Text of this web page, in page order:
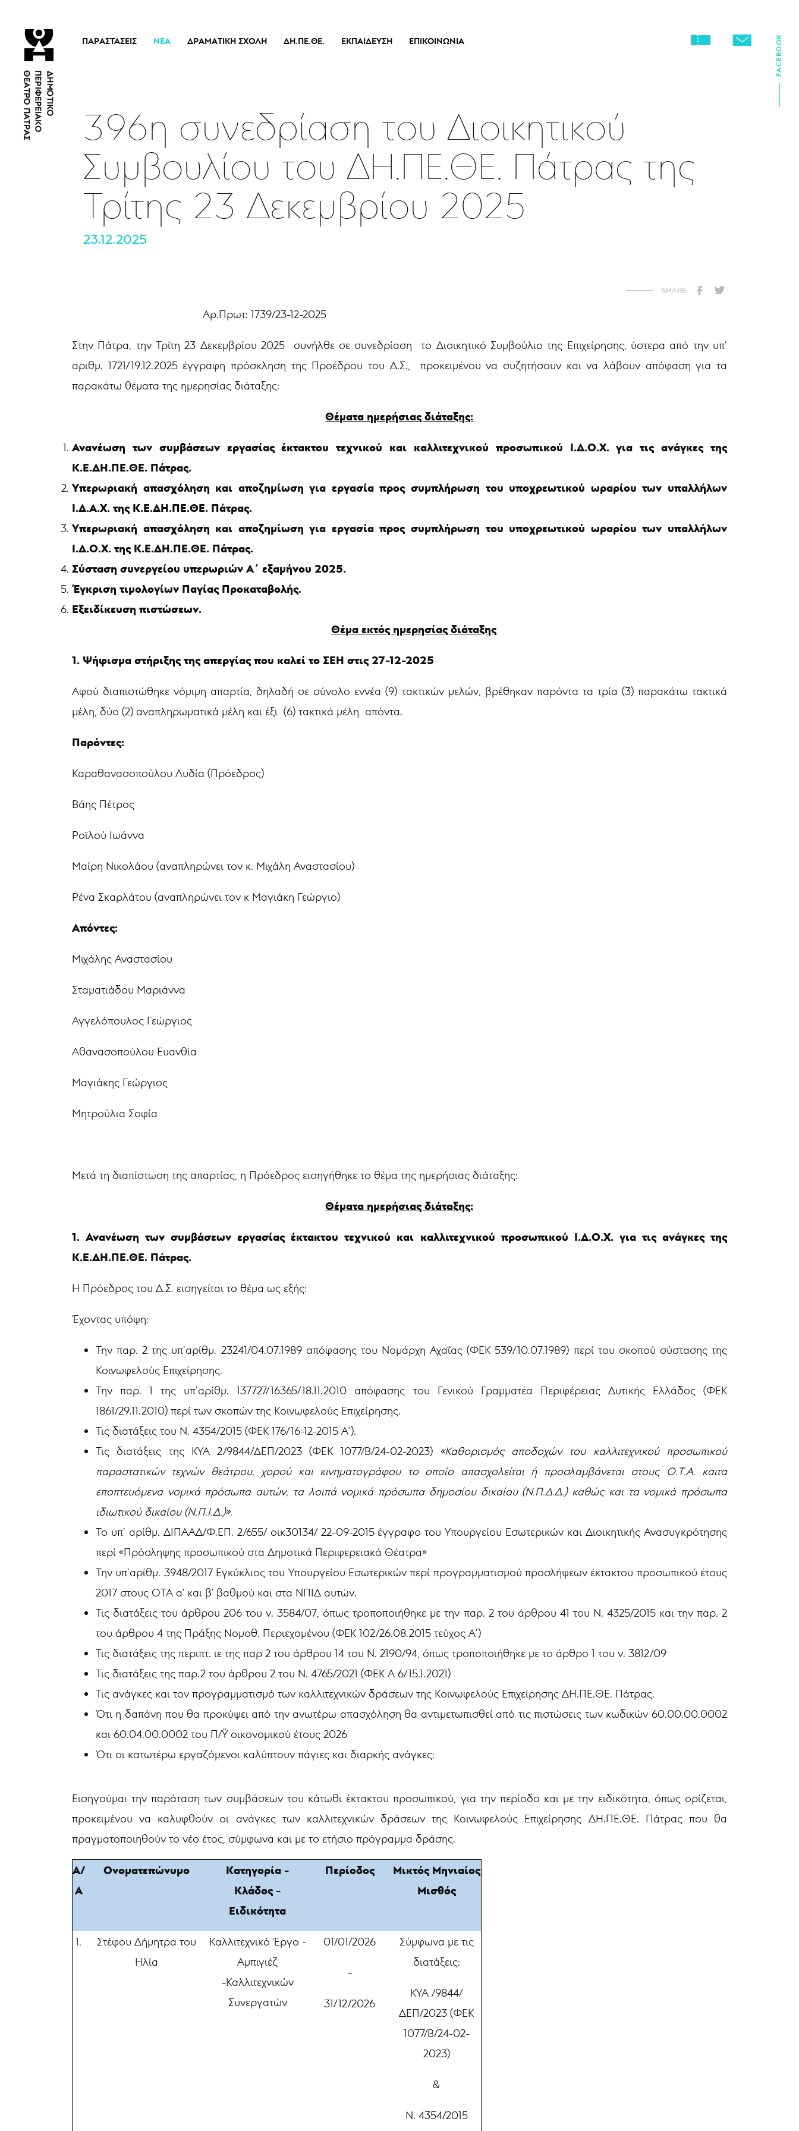
ΠΑΡΑΣΤΆΣΕΙΣ
Εισιτήρια
ΝΈΑ ΔΡΑΜΑΤΙΚΉ ΣΧΟΛΉ
Νέα
ΔΗ.ΠΕ.ΘΕ.
Οικονομικά Στοιχεία
Αποφάσεις Δ.Σ.
Καλλιτεχνικός Διευθυντής
Ποιοί Είμαστε
Απόλλων
ΕΚΠΑΊΔΕΥΣΗ ΕΠΙΚΟΙΝΩΝΊΑ
FACEBOOK
396η συνεδρίαση του Διοικητικού
Συμβουλίου του ΔΗ.ΠΕ.ΘΕ. Πάτρας της
Τρίτης 23 Δεκεμβρίου 2025
23.12.2025
Αρ.Πρωτ: 1739/23-12-2025
Στην Πάτρα, την Τρίτη 23 Δεκεμβρίου 2025 συνήλθε σε συνεδρίαση
το Διοικητικό Συμβούλιο της Επιχείρησης, ύστερα από την υπ’
αριθμ. 1721/19.12.2025 έγγραφη πρόσκληση της Προέδρου του Δ.Σ., προκειμένου να συζητήσουν και να λάβουν απόφαση για τα
παρακάτω θέματα της ημερησίας διάταξης:
Θέματα ημερήσιας διάταξης:
Ανανέωση των συμβάσεων εργασίας έκτακτου τεχνικού και καλλιτεχνικού προσωπικού Ι.Δ.Ο.Χ. για τις ανάγκες της
Κ.Ε.ΔΗ.ΠΕ.ΘΕ. Πάτρας.
Υπερωριακή απασχόληση και αποζημίωση για εργασία προς συμπλήρωση του υποχρεωτικού ωραρίου των υπαλλήλων
Ι.Δ.Α.Χ. της Κ.Ε.ΔΗ.ΠΕ.ΘΕ. Πάτρας.
Υπερωριακή απασχόληση και αποζημίωση για εργασία προς συμπλήρωση του υποχρεωτικού ωραρίου των υπαλλήλων
Ι.Δ.Ο.Χ. της Κ.Ε.ΔΗ.ΠΕ.ΘΕ. Πάτρας.
Σύσταση συνεργείου υπερωριών Α΄ εξαμήνου 2025.
Έγκριση τιμολογίων Παγίας Προκαταβολής.
Εξειδίκευση πιστώσεων.
Θέμα εκτός ημερησίας διάταξης
1. Ψήφισμα στήριξης της απεργίας που καλεί το ΣΕΗ στις 27-12-2025
Αφού διαπιστώθηκε νόμιμη απαρτία, δηλαδή σε σύνολο εννέα (9) τακτικών μελών, βρέθηκαν παρόντα τα τρία (3) παρακάτω τακτικά
μέλη, δύο (2) αναπληρωματικά μέλη και έξι (6) τακτικά μέλη απόντα.
Παρόντες:
Καραθανασοπούλου Λυδία (Πρόεδρος)
Βάης Πέτρος
Ροϊλού Ιωάννα
Μαίρη Νικολάου (αναπληρώνει τον κ. Μιχάλη Αναστασίου)
Ρένα Σκαρλάτου (αναπληρώνει τον κ Μαγιάκη Γεώργιο)
Απόντες:
Μιχάλης Αναστασίου
Σταματιάδου Μαριάννα
Αγγελόπουλος Γεώργιος
Αθανασοπούλου Ευανθία
Μαγιάκης Γεώργιος
Μητρούλια Σοφία
Μετά τη διαπίστωση της απαρτίας, η Πρόεδρος εισηγήθηκε το θέμα της ημερήσιας διάταξης:
Θέματα ημερήσιας διάταξης:
1. Ανανέωση των συμβάσεων εργασίας έκτακτου τεχνικού και καλλιτεχνικού προσωπικού Ι.Δ.Ο.Χ. για τις ανάγκες της
Κ.Ε.ΔΗ.ΠΕ.ΘΕ. Πάτρας.
Η Πρόεδρος του Δ.Σ. εισηγείται το θέμα ως εξής:
Έχοντας υπόψη:
Την παρ. 2 της υπ’αρίθμ. 23241/04.07.1989 απόφασης του Νομάρχη Αχαΐας (ΦΕΚ 539/10.07.1989) περί του σκοπού σύστασης της
Κοινωφελούς Επιχείρησης.
Την παρ. 1 της υπ’αρίθμ. 137727/16365/18.11.2010 απόφασης του Γενικού Γραμματέα Περιφέρειας Δυτικής Ελλάδος (ΦΕΚ
1861/29.11.2010) περί των σκοπών της Κοινωφελούς Επιχείρησης.
Τις διατάξεις του Ν. 4354/2015 (ΦΕΚ 176/16-12-2015 Α’).
Τις διατάξεις της ΚΥΑ 2/9844/ΔΕΠ/2023 (ΦΕΚ 1077/Β/24-02-2023) «Καθορισμός αποδοχών του καλλιτεχνικού προσωπικού
παραστατικών τεχνών θεάτρου, χορού και κινηματογράφου το οποίο απασχολείται ή προσλαμβάνεται στους Ο.Τ.Α. καιτα
εποπτευόμενα νομικά πρόσωπα αυτών, τα λοιπά νομικά πρόσωπα δημοσίου δικαίου (Ν.Π.Δ.Δ.) καθώς και τα νομικά πρόσωπα
ιδιωτικού δικαίου (Ν.Π.Ι.Δ.)».
Το υπ’ αρίθμ. ΔΙΠΑΑΔ/Φ.ΕΠ. 2/655/ οικ30134/ 22-09-2015 έγγραφο του Υπουργείου Εσωτερικών και Διοικητικής Ανασυγκρότησης
περί «Πρόσληψης προσωπικού στα Δημοτικά Περιφερειακά Θέατρα»
Την υπ’αρίθμ. 3948/2017 Εγκύκλιος του Υπουργείου Εσωτερικών περί προγραμματισμού προσλήψεων έκτακτου προσωπικού έτους
2017 στους ΟΤΑ α' και β' βαθμού και στα ΝΠΙΔ αυτών.
Τις διατάξεις του άρθρου 206 του ν. 3584/07, όπως τροποποιήθηκε με την παρ. 2 του άρθρου 41 του Ν. 4325/2015 και την παρ. 2
του άρθρου 4 της Πράξης Νομοθ. Περιεχομένου (ΦΕΚ 102/26.08.2015 τεύχος Α’)
Τις διατάξεις της περιπτ. ιε της παρ 2 του άρθρου 14 του Ν. 2190/94, όπως τροποποιήθηκε με το άρθρο 1 του ν. 3812/09
Τις διατάξεις της παρ.2 του άρθρου 2 του Ν. 4765/2021 (ΦΕΚ Α 6/15.1.2021)
Τις ανάγκες και τον προγραμματισμό των καλλιτεχνικών δράσεων της Κοινωφελούς Επιχείρησης ΔΗ.ΠΕ.ΘΕ. Πάτρας.
Ότι η δαπάνη που θα προκύψει από την ανωτέρω απασχόληση θα αντιμετωπισθεί από τις πιστώσεις των κωδικών 60.00.00.0002
και 60.04.00.0002 του Π/Ϋ οικονομικού έτους 2026
Ότι οι κατωτέρω εργαζόμενοι καλύπτουν πάγιες και διαρκής ανάγκες:
Εισηγούμαι την παράταση των συμβάσεων του κάτωθι έκτακτου προσωπικού, για την περίοδο και με την ειδικότητα, όπως ορίζεται,
προκειμένου να καλυφθούν οι ανάγκες των καλλιτεχνικών δράσεων της Κοινωφελούς Επιχείρησης ΔΗ.ΠΕ.ΘΕ. Πάτρας που θα
πραγματοποιηθούν το νέο έτος, σύμφωνα και με το ετήσιο πρόγραμμα δράσης.
Α/
Α
Ονοματεπώνυμο
Κατηγορία -
Κλάδος -
Ειδικότητα
Περίοδος
Μικτός Μηνιαίος
Μισθός
1.
Στέφου Δήμητρα του
Ηλία
Καλλιτεχνικό Έργο -
Αμπιγιέζ
-Καλλιτεχνικών
Συνεργατών
01/01/2026
-
31/12/2026
Σύμφωνα με τις
διατάξεις:
ΚΥΑ /9844/
ΔΕΠ/2023 (ΦΕΚ
1077/Β/24-02-
2023)
&
Ν. 4354/2015